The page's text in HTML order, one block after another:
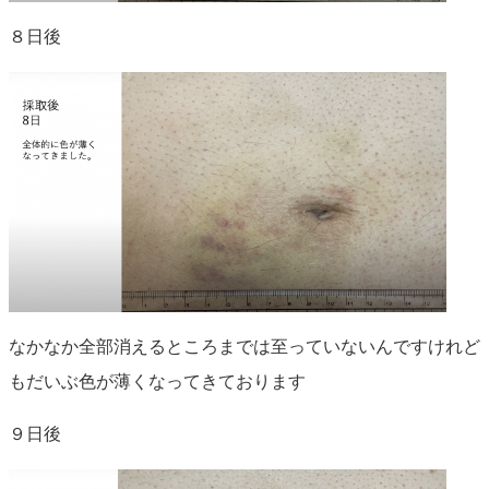
８日後
なかなか全部消えるところまでは至っていないんですけれど
もだいぶ色が薄くなってきております
９日後